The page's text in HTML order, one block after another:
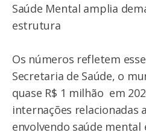
Saúde Mental amplia
estrutura
Os números refletem
Secretaria de Saúde, o
quase R$ 1 milhão em
internações relacionadas
envolvendo saúde mental